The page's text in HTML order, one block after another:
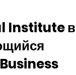
Institute в